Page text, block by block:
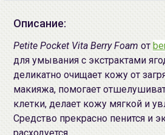
Описание:
Petite Pocket Vita Berry Foam от
для умывания с экстрактами
деликатно очищает кожу от
макияжа, помогает
клетки, делает кожу мягкой и
Средство прекрасно пенится и